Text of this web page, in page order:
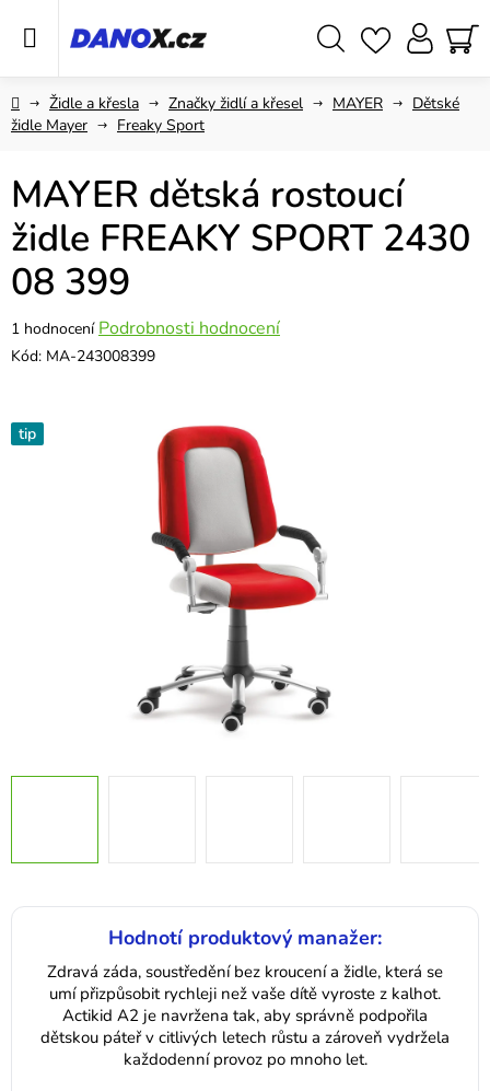
DomůŽidle a křesla Značky židlí a křesel MAYER
Dětské
židle Mayer
Freaky Sport
MAYER dětská rostoucí
židle FREAKY SPORT 2430
08 399
Průměrné
hodnocení
5,0
z
1 hodnocení Podrobnosti hodnocení
Kód: MA-243008399
tip
Hodnotí produktový manažer:
Zdravá záda, soustředění bez kroucení a židle, která se
umí přizpůsobit rychleji než vaše dítě vyroste z kalhot.
Actikid A2 je navržena tak, aby správně podpořila
dětskou páteř v citlivých letech růstu a zároveň vydržela
každodenní provoz po mnoho let.